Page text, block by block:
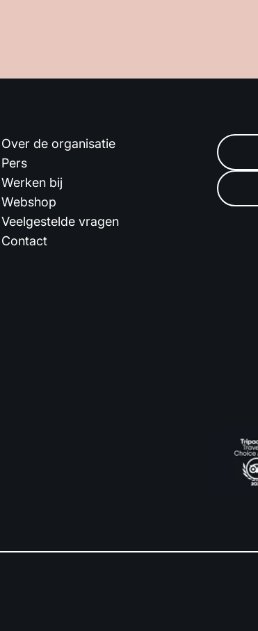
Over de organisatie
Pers
Werken bij
Webshop
Veelgestelde vragen
Contact